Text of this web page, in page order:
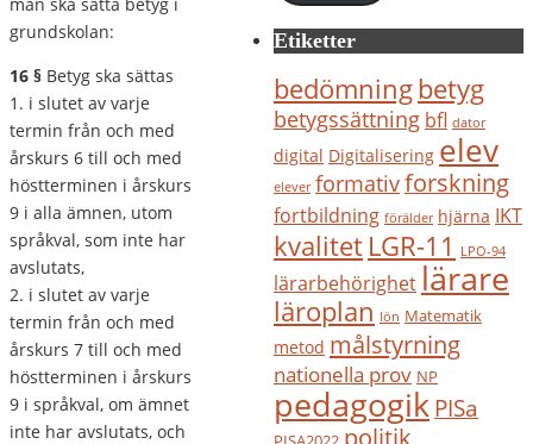
grundskolan:
16 § Betyg ska sättas
1. i slutet av varje
termin från och med
årskurs 6 till och med
höstterminen i årskurs
9 i alla ämnen, utom
språkval, som inte har
avslutats,
2. i slutet av varje
termin från och med
årskurs 7 till och med
höstterminen i årskurs
9 i språkval, om ämnet
inte har avslutats, och
Etiketter
bedömningbetyg
betygssättning bfl dator
digital Digitalisering elev
elever formativforskning
fortbildning förälder hjärna IKT
kvalitet LGR-11 LPO-94
lärarbehörighet lärare
läroplan lön Matematik
metod målstyrning
nationella prov NP
pedagogikPISa
politik